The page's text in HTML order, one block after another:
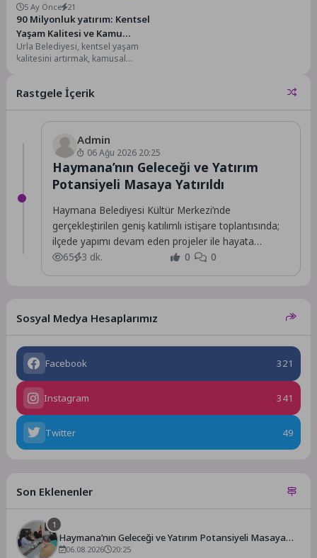
5 Ay Önce 21
90 Milyonluk yatırım: Kentsel
Yaşam Kalitesi ve Kamu
Alanlarında 10 Büyük Adım
Urla Belediyesi, kentsel yaşam
kalitesini artırmak, kamusal
hayata geçirmek amacıyla...
Rastgele İçerik
Admin
06 Ağu 2026 20:25
Haymana’nın Geleceği ve Yatırım
Potansiyeli Masaya Yatırıldı
Haymana Belediyesi Kültür Merkezi’nde
gerçekleştirilen geniş katılımlı istişare toplantısında;
ilçede yapımı devam eden projeler ile hayata
geçirilmesi planlanan yeni yatırımlar,...
65 3 dk. 0 0
Sosyal Medya Hesaplarımız
Facebook 321
Instagram 341
Twitter 49
Son Eklenenler
1
Haymana’nın Geleceği ve Yatırım Potansiyeli Masaya
Yatırıldı
06.08.2026 20:25